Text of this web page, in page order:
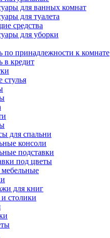
для ванных комнат
для туалета
средства
для уборки
по принадлежности к комнате
в кредит
стулья
для спальни
консоли
подставки
под цветы
для книг
столики